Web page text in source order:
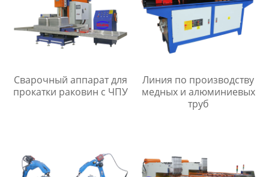
Сварочный аппарат для
прокатки раковин с ЧПУ
Линия по производству
медных и алюминиевых
труб